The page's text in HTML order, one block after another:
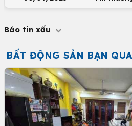
Báo tin xấu
BẤT ĐỘNG SẢN BẠN